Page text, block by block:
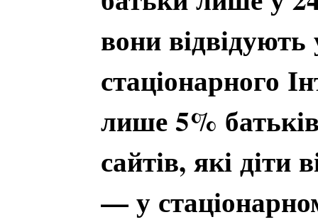
вони
стаціонарного
лише 5%
сайтів, які діти
— у